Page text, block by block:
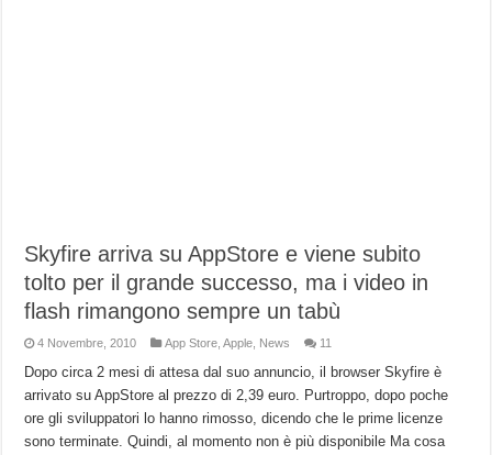
Skyfire arriva su AppStore e viene subito
tolto per il grande successo, ma i video in
flash rimangono sempre un tabù
4 Novembre, 2010 App Store ,Apple News 11
Dopo circa 2 mesi di attesa dal suo annuncio, il browser Skyfire è
arrivato su AppStore al prezzo di 2,39 euro. Purtroppo, dopo poche
ore gli sviluppatori lo hanno rimosso, dicendo che le prime licenze
sono terminate. Quindi, al momento non è più disponibile Ma cosa